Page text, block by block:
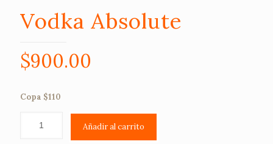
Vodka Absolute
$900.00
Copa $110
Añadir al carrito